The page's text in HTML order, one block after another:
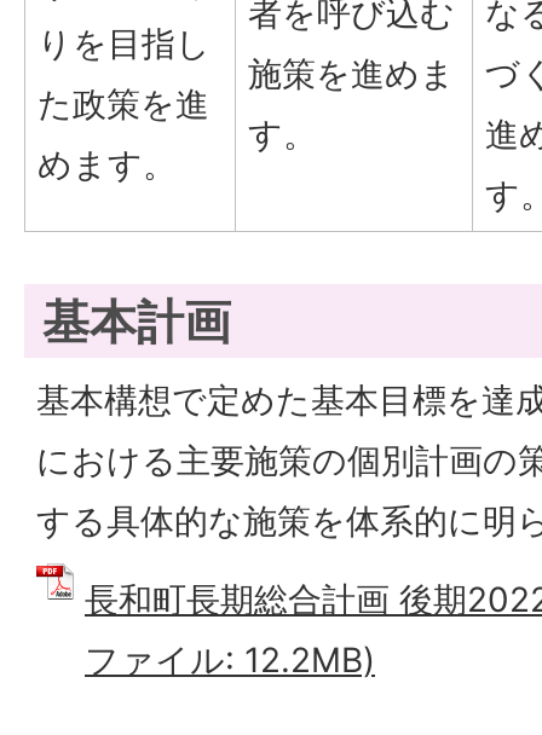
りを目指し
た政策を進
めます。
者を呼び込む
施策を進めま
す。
な
づ
進
す
基本計画
基本構想で定めた基本目標を達
における主要施策の個別計画の
する具体的な施策を体系的に明
長和町長期総合計画 後期
ファイル: 12.2MB)